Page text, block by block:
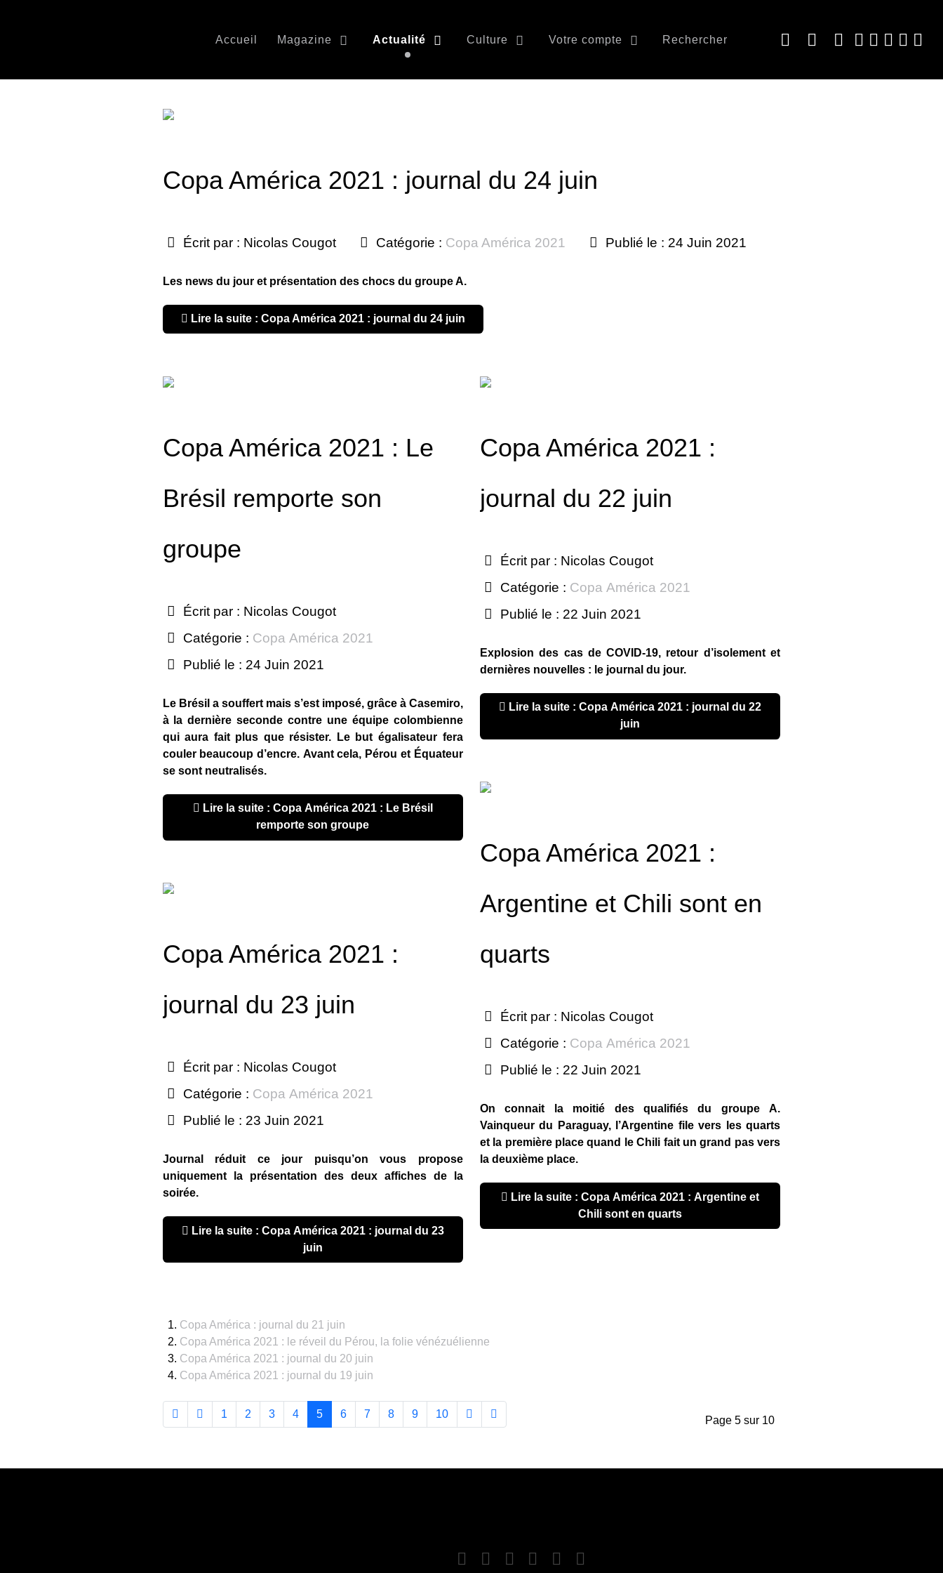
Accueil Magazine Actualité Culture Votre compte Rechercher
Copa América 2021 : journal du 24 juin
Écrit par : Nicolas Cougot Catégorie : Copa América 2021 Publié le : 24 Juin 2021
Les news du jour et présentation des chocs du groupe A.
Lire la suite : Copa América 2021 : journal du 24 juin
Copa América 2021 : Le
Brésil remporte son
groupe
Écrit par : Nicolas Cougot
Catégorie : Copa América 2021
Publié le : 24 Juin 2021
Le Brésil a souffert mais s’est imposé, grâce à Casemiro,
à la dernière seconde contre une équipe colombienne
qui aura fait plus que résister. Le but égalisateur fera
couler beaucoup d’encre. Avant cela, Pérou et Équateur
se sont neutralisés.
remporte son groupe
Copa América 2021 :
journal du 23 juin
Écrit par : Nicolas Cougot
Catégorie : Copa América 2021
Publié le : 23 Juin 2021
Journal réduit ce jour puisqu’on vous propose
uniquement la présentation des deux affiches de la
soirée.
juin
Copa América 2021 :
journal du 22 juin
Écrit par : Nicolas Cougot
Catégorie : Copa América 2021
Publié le : 22 Juin 2021
Explosion des cas de COVID-19, retour d’isolement et
dernières nouvelles : le journal du jour.
juin
Copa América 2021 :
Argentine et Chili sont en
quarts
Écrit par : Nicolas Cougot
Catégorie : Copa América 2021
Publié le : 22 Juin 2021
On connait la moitié des qualifiés du groupe A.
Vainqueur du Paraguay, l’Argentine file vers les quarts
et la première place quand le Chili fait un grand pas vers
la deuxième place.
Chili sont en quarts
Copa América : journal du 21 juin
Copa América 2021 : le réveil du Pérou, la folie vénézuélienne
Copa América 2021 : journal du 20 juin
Copa América 2021 : journal du 19 juin
Page 5 sur 10
1 2 3 4 5 6 7 8 9 10